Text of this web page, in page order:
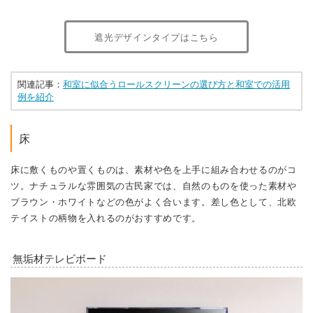
遮光デザインタイプはこちら
関連記事： 和室に似合うロールスクリーンの選び方と和室での活用
例を紹介
床
床に敷くものや置くものは、素材や色を上手に組み合わせるのがコ
ツ。ナチュラルな雰囲気の古民家では、自然のものを使った素材や
ブラウン・ホワイトなどの色がよく合います。差し色として、北欧
テイストの柄物を入れるのがおすすめです。
無垢材テレビボード